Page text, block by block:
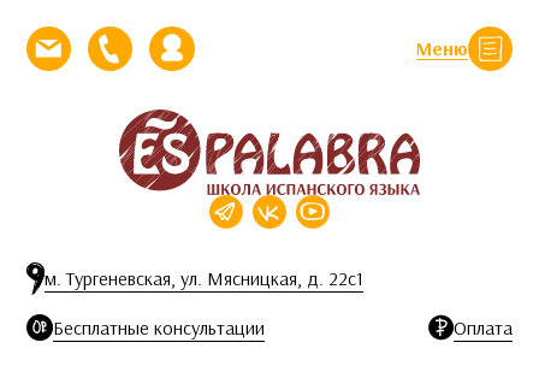
Меню
Закрыть
Напишите нам письмо
Позвоните намЛичный кабинет
м. Тургеневская, ул. Мясницкая, д. 22с1
Бесплатные консультации Оплата